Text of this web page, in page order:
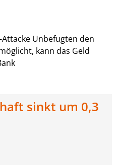
Unbefugten den
kann das Geld
sinkt um 0,3